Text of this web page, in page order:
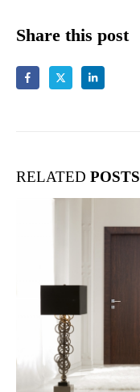
Share this post
RELATED POSTS